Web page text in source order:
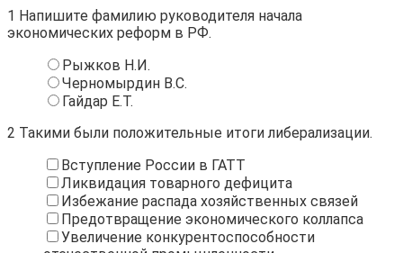
1 Напишите фамилию руководителя начала
экономических реформ в РФ.
Рыжков Н.И.
Черномырдин В.С.
Гайдар Е.Т.
2 Такими были положительные итоги либерализации.
Вступление России в ГАТТ
Ликвидация товарного дефицита
Избежание распада хозяйственных связей
Предотвращение экономического коллапса
Увеличение конкурентоспособности